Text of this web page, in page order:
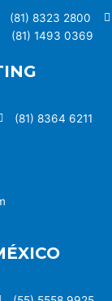
(81) 8323 2800
(81) 1493 0369
(81) 8364 6211